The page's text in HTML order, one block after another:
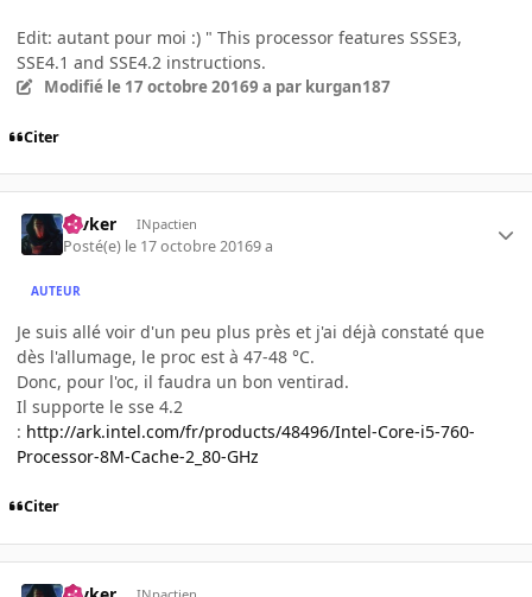
Edit: autant pour moi :) " This processor features SSSE3,
SSE4.1 and SSE4.2 instructions.
Modifié le 17 octobre 20169 a par kurgan187
Citer
revker INpactien
Posté(e) le 17 octobre 20169 a
AUTEUR
Je suis allé voir d'un peu plus près et j'ai déjà constaté que
dès l'allumage, le proc est à 47-48 °C.
Donc, pour l'oc, il faudra un bon ventirad.
Il supporte le sse 4.2
: http://ark.intel.com/fr/products/48496/Intel-Core-i5-760-
Processor-8M-Cache-2_80-GHz
Citer